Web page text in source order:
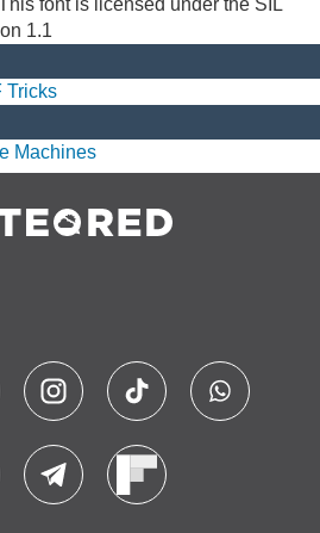
font is licensed under the SIL
1.1
Tricks
Machines